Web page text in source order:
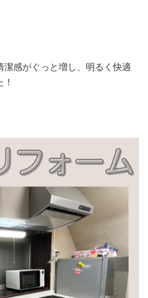
感がぐっと増し、明るく快適